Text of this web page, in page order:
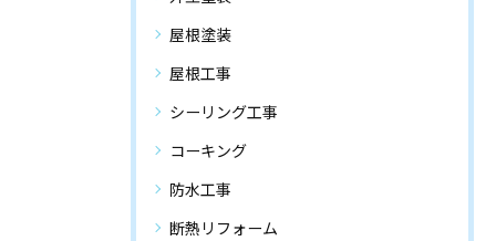
屋根塗装
屋根工事
シーリング工事
コーキング
防水工事
断熱リフォーム